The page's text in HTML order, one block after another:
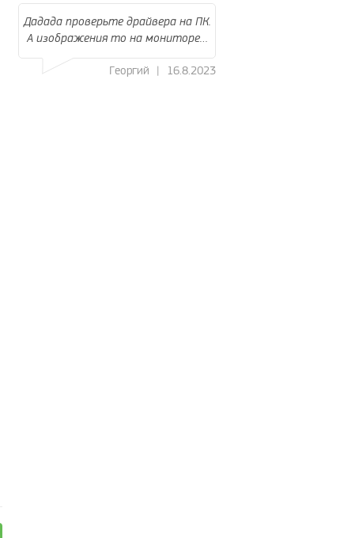
Дадада проверьте драйвера на ПК.
А изображения то на мониторе…
Георгий | 16.8.2023